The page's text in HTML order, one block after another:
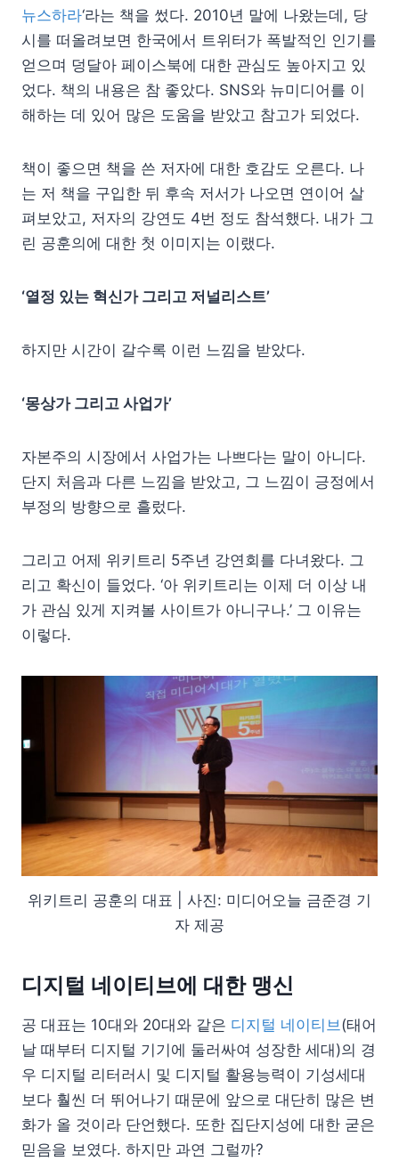
뉴스하라‘라는 책을 썼다. 2010년 말에 나왔는데, 당
시를 떠올려보면 한국에서 트위터가 폭발적인 인기를
얻으며 덩달아 페이스북에 대한 관심도 높아지고 있
었다. 책의 내용은 참 좋았다. SNS와 뉴미디어를 이
해하는 데 있어 많은 도움을 받았고 참고가 되었다.
책이 좋으면 책을 쓴 저자에 대한 호감도 오른다. 나
는 저 책을 구입한 뒤 후속 저서가 나오면 연이어 살
펴보았고, 저자의 강연도 4번 정도 참석했다. 내가 그
린 공훈의에 대한 첫 이미지는 이랬다.
‘열정 있는 혁신가 그리고 저널리스트’
하지만 시간이 갈수록 이런 느낌을 받았다.
‘몽상가 그리고 사업가’
자본주의 시장에서 사업가는 나쁘다는 말이 아니다.
단지 처음과 다른 느낌을 받았고, 그 느낌이 긍정에서
부정의 방향으로 흘렀다.
그리고 어제 위키트리 5주년 강연회를 다녀왔다. 그
리고 확신이 들었다. ‘아 위키트리는 이제 더 이상 내
가 관심 있게 지켜볼 사이트가 아니구나.’ 그 이유는
이렇다.
위키트리 공훈의 대표 | 사진: 미디어오늘 금준경 기
자 제공
디지털 네이티브에 대한 맹신
공 대표는 10대와 20대와 같은 디지털 네이티브(태어
날 때부터 디지털 기기에 둘러싸여 성장한 세대)의 경
우 디지털 리터러시 및 디지털 활용능력이 기성세대
보다 훨씬 더 뛰어나기 때문에 앞으로 대단히 많은 변
화가 올 것이라 단언했다. 또한 집단지성에 대한 굳은
믿음을 보였다. 하지만 과연 그럴까?